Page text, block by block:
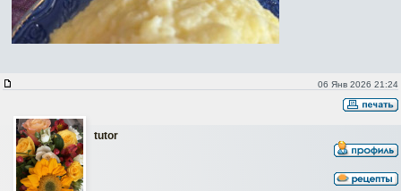
06 Янв 2026 21:24
tutor